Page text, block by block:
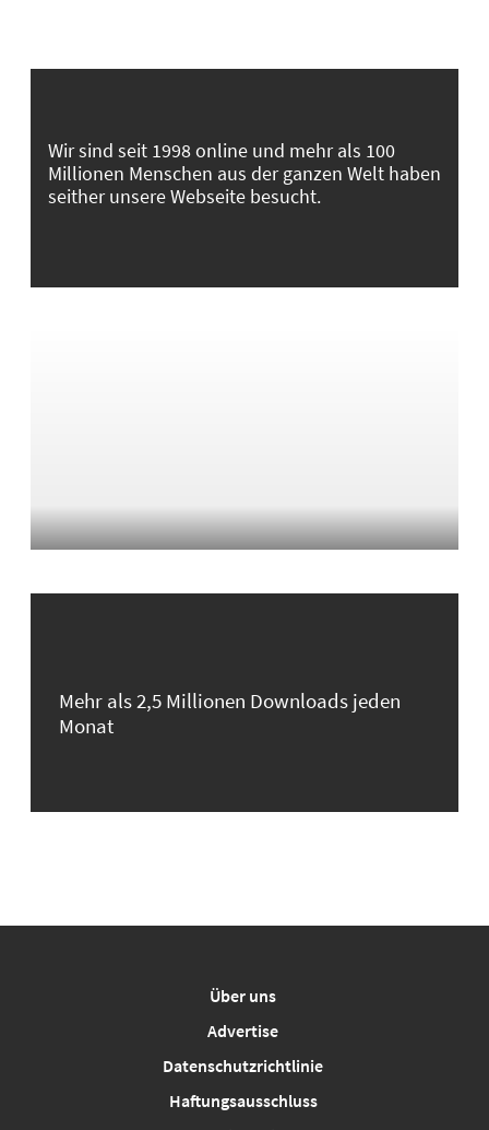
Wir sind seit 1998 online und mehr als 100
Millionen Menschen aus der ganzen Welt haben
seither unsere Webseite besucht.
Mehr als 2,5 Millionen Downloads jeden
Monat
Über uns
Advertise
Datenschutzrichtlinie
Haftungsausschluss